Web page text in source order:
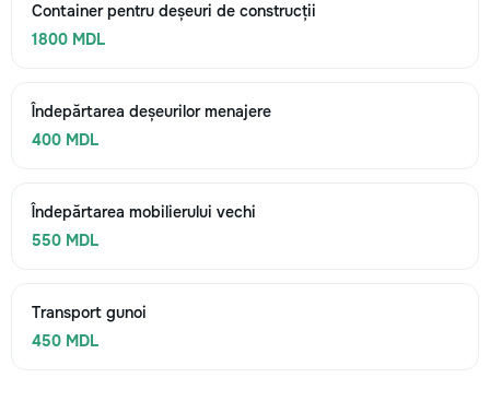
Container pentru deșeuri de construcții
1800 MDL
Îndepărtarea deșeurilor menajere
400 MDL
Îndepărtarea mobilierului vechi
550 MDL
Transport gunoi
450 MDL